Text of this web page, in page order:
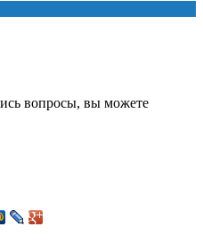
вопросы, вы можете